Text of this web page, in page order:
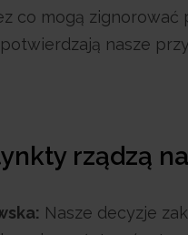
co mogą
nasze
rządzą
Nasze decyzje